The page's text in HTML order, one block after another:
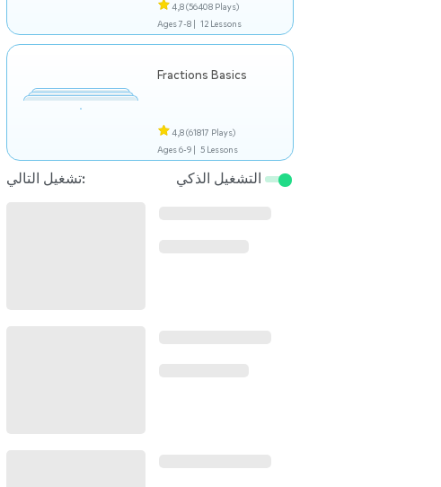
4,8(56408 Plays)
Ages 7-8 | 12 Lessons
Fractions Basics
4,8(61817 Plays)
Ages 6-9 | 5 Lessons
تشغيل التالي: